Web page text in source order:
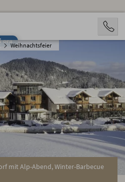
ora
Weihnachtsfeier
mit Alp-Abend, Winter-Barbecue